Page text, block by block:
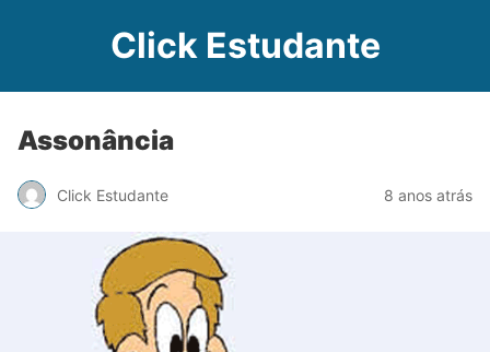
Click Estudante
Assonância
Click Estudante 8 anos atrás